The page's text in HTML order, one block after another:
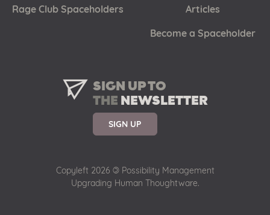
Rage Club Spaceholders
Articles
Become a Spaceholder
SIGN UP TO
THE NEWSLETTER
SIGN UP
Copyleft 2026 ©Possibility Management
Upgrading Human Thoughtware.